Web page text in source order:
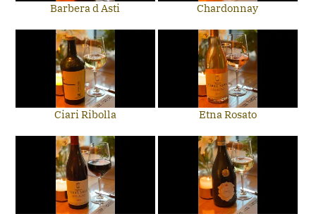
Barbera d Asti Chardonnay
Ciari Ribolla Etna Rosato